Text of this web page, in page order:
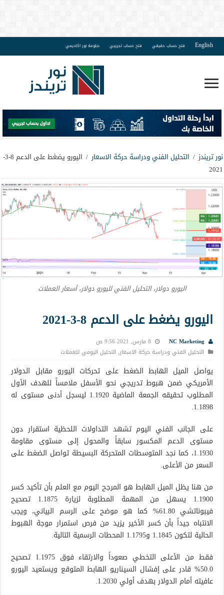
English فتح حساب حقيقي فتح حساب تجريبي دبلومة نور اكاديمي
نور تريندز / التحليل الفني ودراسة حركة الاسعار /
اليورو يضغط على الدعم 8-3-
2021
اليورو دولار، التحليل الفني لليورو دولار، أسعار العملات
اليورو يضغط على الدعم 8-3-2021
NC Marketing
8 مارس, 2021 9:56 ص
التحليل الفني ودراسة حركة الاسعار, التحليل اليومي للعملات
يواصل الميل الهابط الضغط على تحركات اليورو مقابل الدولار
الأمريكي ضمن هبوط تدريجي نحو الأسفل ملامساً للهدف الأول
المطلوب تحقيقه الجمعة الماضية 1.1920 ليسجل أدنى مستوى له
1.1898.
على الجانب الفني اليوم تشهد التداولات اللحظية استقرار دون
مستوى الدعم المكسور سابقاً والمحول إلى مستوى مقاومة
1.1930، كما نجد المتوسطات المتحركة البسيطة تواصل الضغط على
السعر من الأعلى.
من هنا يظل الميل الهابط هو المرجح اليوم مع العلم بأن تأكيد كسر
1.1900 يسهل من المهمة المطلوبة لزيارة 1.1875 تصحيح
فيبوناتشي 61.80% كما هو موضح على الرسم البياني، ويجب
الانتباه جيداً بأن كسر الأخير يزيد من فرص استمرار موجة الهبوط
الحالية لتكون 1.1845 و1.1795 المحطات الرسمية التالية.
فقط من الأعلى التخطي صعوداً والارتقاء فوق 1.1975 تصحيح
50.0% قادر على إفشال السيناريو الهابط المتوقع ويستعيد اليورو
عافيته أمام الدولار بهدف أولي 1.2030.